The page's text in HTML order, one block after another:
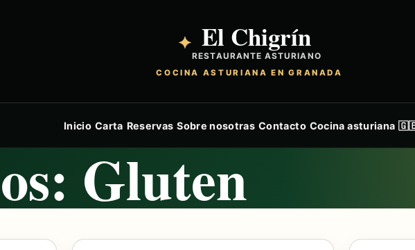
✦ El Chigrín
RESTAURANTE ASTURIANO
COCINA ASTURIANA EN GRANADA
Inicio Carta Reservas Sobre nosotras Contacto Cocina asturiana
Gluten